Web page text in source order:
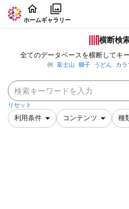
本文に飛ぶ
ホームギャラリー
横断検
全てのデータベースを横断してキ
例 富士山 獅子 うどん カラ
リセット
利用条件 コンテンツ 種